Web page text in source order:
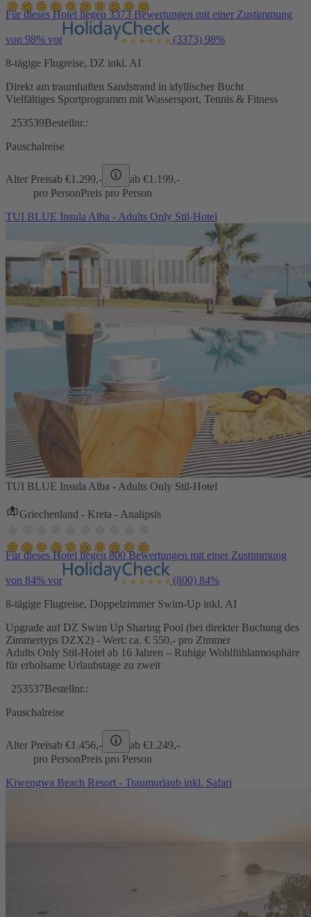
Für dieses Hotel liegen 3373 Bewertungen mit einer Zustimmung
von 98% vor (3373) 98%
8-tägige Flugreise, DZ inkl. AI
Direkt am traumhaften Sandstrand in idyllischer Bucht
Vielfältiges Sportprogramm mit Wassersport, Tennis & Fitness
253539Bestellnr.:
Pauschalreise
Alter Preisab €1.299,- ab €1.199,-
pro PersonPreis pro Person
TUI BLUE Insula Alba - Adults Only Stil-Hotel
TUI BLUE Insula Alba - Adults Only Stil-Hotel
Griechenland - Kreta - Analipsis
Für dieses Hotel liegen 800 Bewertungen mit einer Zustimmung
von 84% vor (800) 84%
8-tägige Flugreise, Doppelzimmer Swim-Up inkl. AI
Upgrade auf DZ Swim Up Sharing Pool (bei direkter Buchung des
Zimmertyps DZX2) - Wert: ca. € 550,- pro Zimmer
Adults Only Stil-Hotel ab 16 Jahren – Ruhige Wohlfühlatmosphäre
für erholsame Urlaubstage zu zweit
253537Bestellnr.:
Pauschalreise
Alter Preisab €1.456,- ab €1.249,-
pro PersonPreis pro Person
Kiwengwa Beach Resort - Traumurlaub inkl. Safari